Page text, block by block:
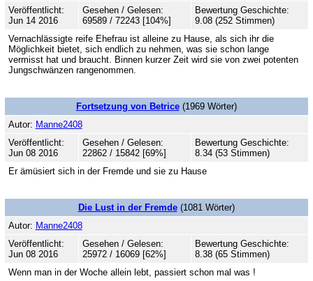
Veröffentlicht:
Jun 14 2016
Gesehen / Gelesen:
69589 / 72243 [104%]
Bewertung Geschichte:
9.08 (252 Stimmen)
Vernachlässigte reife Ehefrau ist alleine zu Hause, als sich ihr die
Möglichkeit bietet, sich endlich zu nehmen, was sie schon lange
vermisst hat und braucht. Binnen kurzer Zeit wird sie von zwei potenten
Jungschwänzen rangenommen.
Fortsetzung von Betrice(1969 Wörter)
Autor: Manne2408
Veröffentlicht:
Jun 08 2016
Gesehen / Gelesen:
22862 / 15842 [69%]
Bewertung Geschichte:
8.34 (53 Stimmen)
Er ämüsiert sich in der Fremde und sie zu Hause
Die Lust in der Fremde(1081 Wörter)
Autor: Manne2408
Veröffentlicht:
Jun 08 2016
Gesehen / Gelesen:
25972 / 16069 [62%]
Bewertung Geschichte:
8.38 (65 Stimmen)
Wenn man in der Woche allein lebt, passiert schon mal was !